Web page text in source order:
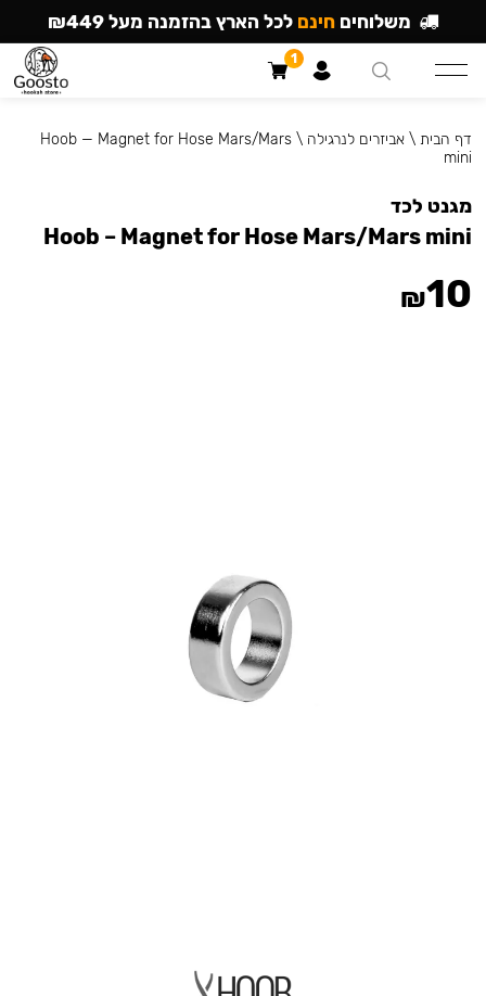
דף הבית \אביזרים לנרגילה \
Hoob — Magnet for Hose Mars/Mars
mini
מגנט לכד
Hoob – Magnet for Hose Mars/Mars mini
₪10
משלוחים חינם לכל הארץ בהזמנה מעל ₪449
1